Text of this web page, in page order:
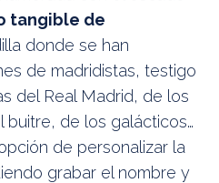
tangible de
donde se han
de madridistas, testigo
del Real Madrid, de los
de los galácticos…
de personalizar la
grabar el nombre y